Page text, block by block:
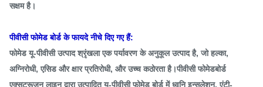
सक्षम है।
पीवीसी फोमेड बोर्ड के फायदे नीचे दिए गए हैं:
फोमेड यू-पीवीसी उत्पाद श्रृंखला एक पर्यावरण के अनुकूल उत्पाद है, जो हल्का,
अग्निरोधी, एसिड और क्षार प्रतिरोधी, और उच्च कठोरता है।पीवीसी फोमेडबोर्ड
एक्सट्रूज़न लाइन द्वारा उत्पादित यू-पीवीसी फोमेड बोर्ड में ध्वनि इन्सुलेशन, एंटी-